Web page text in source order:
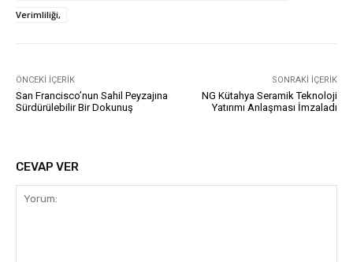
Verimliliği,
ÖNCEKI İÇERIK
San Francisco’nun Sahil Peyzajına
Sürdürülebilir Bir Dokunuş
SONRAKI İÇERIK
NG Kütahya Seramik Teknoloji
Yatırımı Anlaşması İmzaladı
CEVAP VER